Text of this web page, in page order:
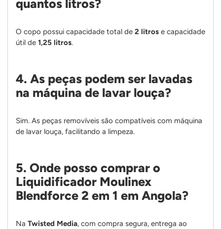
quantos litros?
O copo possui capacidade total de 2 litros e capacidade
útil de 1,25 litros.
4. As peças podem ser lavadas
na máquina de lavar louça?
Sim. As peças removíveis são compatíveis com máquina
de lavar louça, facilitando a limpeza.
5. Onde posso comprar o
Liquidificador Moulinex
Blendforce 2 em 1 em Angola?
Na Twisted Media, com compra segura, entrega ao